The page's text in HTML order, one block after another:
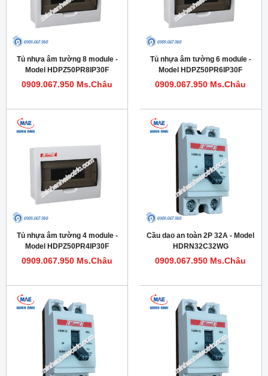
Tủ nhựa âm tường 8 module -
Model HDPZ50PR8IP30F
0909.067.950 Ms.Châu
Tủ nhựa âm tường 6 module -
Model HDPZ50PR6IP30F
0909.067.950 Ms.Châu
Tủ nhựa âm tường 4 module -
Model HDPZ50PR4IP30F
0909.067.950 Ms.Châu
Cầu dao an toàn 2P 32A - Model
HDRN32C32WG
0909.067.950 Ms.Châu